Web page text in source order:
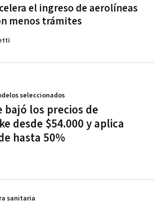
el ingreso de aerolíneas
menos trámites
bajó los precios de
desde $54.000 y aplica
hasta 50%
seleccionados
sanitaria